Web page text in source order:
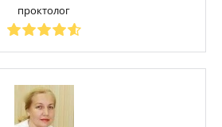
проктолог